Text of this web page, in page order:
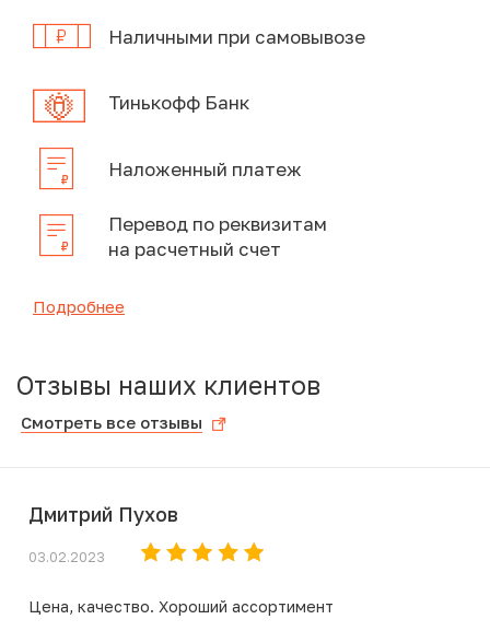
Наличными при самовывозе
Тинькофф Банк
Наложенный платеж
Перевод по реквизитам
на расчетный счет
Подробнее
Отзывы наших клиентов
Смотреть все отзывы
Дмитрий Пухов
03.02.2023
Цена, качество. Хороший ассортимент